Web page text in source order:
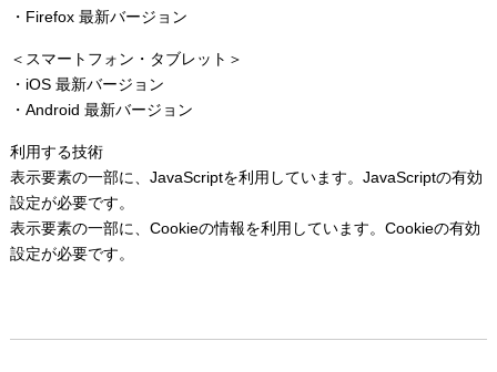
・Firefox 最新バージョン
＜スマートフォン・タブレット＞
・iOS 最新バージョン
・Android 最新バージョン
利用する技術
表示要素の一部に、JavaScriptを利用しています。JavaScriptの有効
設定が必要です。
表示要素の一部に、Cookieの情報を利用しています。Cookieの有効
設定が必要です。